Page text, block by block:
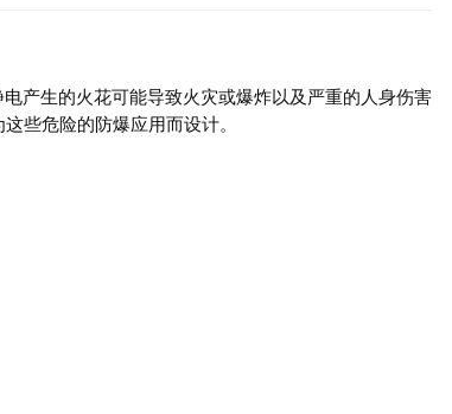
产生的火花可能导致火灾或爆炸以及严重的人身伤害
些危险的防爆应用而设计。